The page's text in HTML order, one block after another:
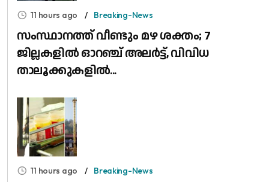
11 hours ago Breaking-News
സംസ്ഥാനത്ത് വീണ്ടും മഴ ശക്തം; 7
ജില്ലകളിൽ ഓറഞ്ച് അലർട്ട്, വിവിധ
താലൂക്കുകളിൽ...
11 hours ago Breaking-News